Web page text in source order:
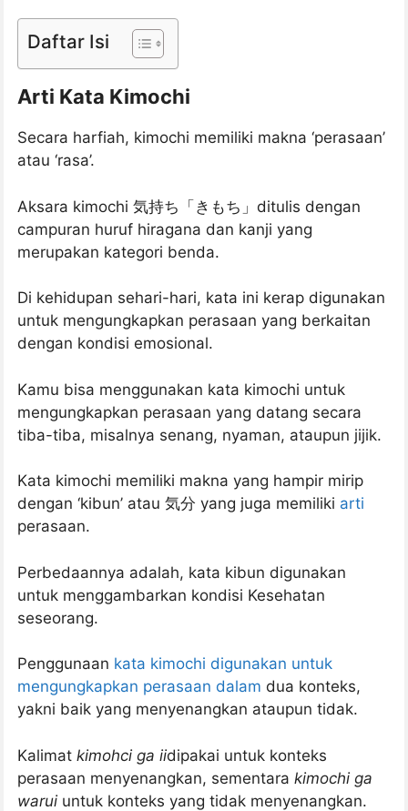
Daftar Isi
Arti Kata Kimochi
Secara harfiah, kimochi memiliki makna ‘perasaan’
atau ‘rasa’.
Aksara kimochi 気持ち「きもち」ditulis dengan
campuran huruf hiragana dan kanji yang
merupakan kategori benda.
Di kehidupan sehari-hari, kata ini kerap digunakan
untuk mengungkapkan perasaan yang berkaitan
dengan kondisi emosional.
Kamu bisa menggunakan kata kimochi untuk
mengungkapkan perasaan yang datang secara
tiba-tiba, misalnya senang, nyaman, ataupun jijik.
Kata kimochi memiliki makna yang hampir mirip
dengan ‘kibun’ atau 気分 yang juga memiliki arti
perasaan.
Perbedaannya adalah, kata kibun digunakan
untuk menggambarkan kondisi Kesehatan
seseorang.
Penggunaan kata kimochi digunakan untuk
mengungkapkan perasaan dalam dua konteks,
yakni baik yang menyenangkan ataupun tidak.
Kalimat kimohci ga iidipakai untuk konteks
perasaan menyenangkan, sementara kimochi ga
warui untuk konteks yang tidak menyenangkan.